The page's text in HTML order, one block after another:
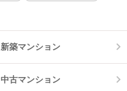
新築マンション
中古マンション